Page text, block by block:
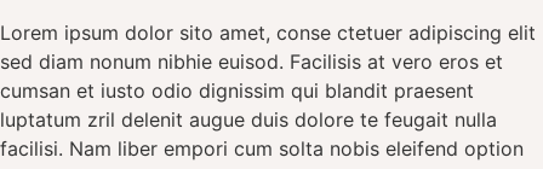
Lorem ipsum dolor sito amet, conse ctetuer adipiscing elit
sed diam nonum nibhie euisod. Facilisis at vero eros et
cumsan et iusto odio dignissim qui blandit praesent
luptatum zril delenit augue duis dolore te feugait nulla
facilisi. Nam liber empori cum solta nobis eleifend option